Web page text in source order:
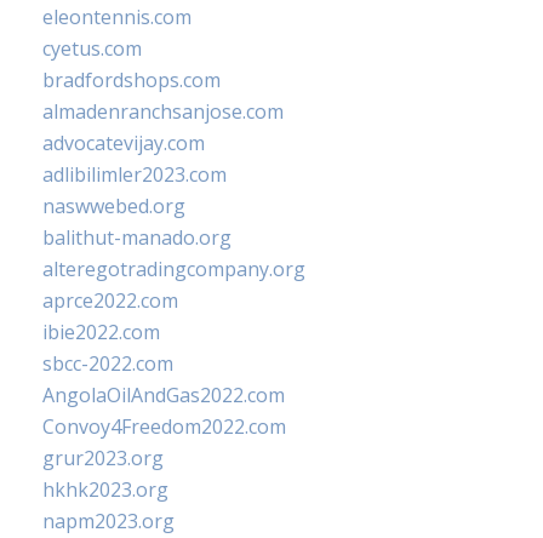
eleontennis.com
cyetus.com
bradfordshops.com
almadenranchsanjose.com
advocatevijay.com
adlibilimler2023.com
naswwebed.org
balithut-manado.org
alteregotradingcompany.org
aprce2022.com
ibie2022.com
sbcc-2022.com
AngolaOilAndGas2022.com
Convoy4Freedom2022.com
grur2023.org
hkhk2023.org
napm2023.org